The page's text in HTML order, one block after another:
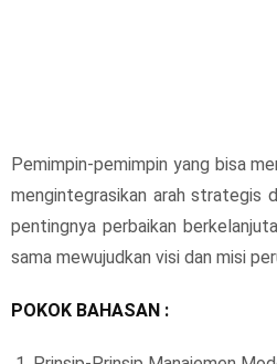
Pemimpin-pemimpin yang bisa
mengintegrasikan arah strategis
pentingnya perbaikan
sama mewujudkan visi dan misi
POKOK BAHASAN :